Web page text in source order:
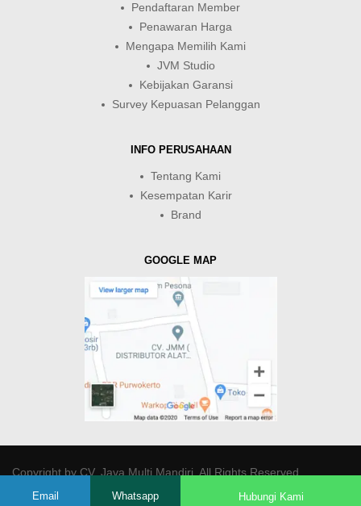
Pendaftaran Member
Penawaran Harga
Mengapa Memilih Kami
JVM Studio
Kebijakan Garansi
Survey Kepuasan Pelanggan
INFO PERUSAHAAN
Tentang Kami
Kesempatan Karir
Brand
GOOGLE MAP
Copyright byCV. Java Multi Mandiri. All Rights Reserved.
Email Whatsapp Hubungi Kami